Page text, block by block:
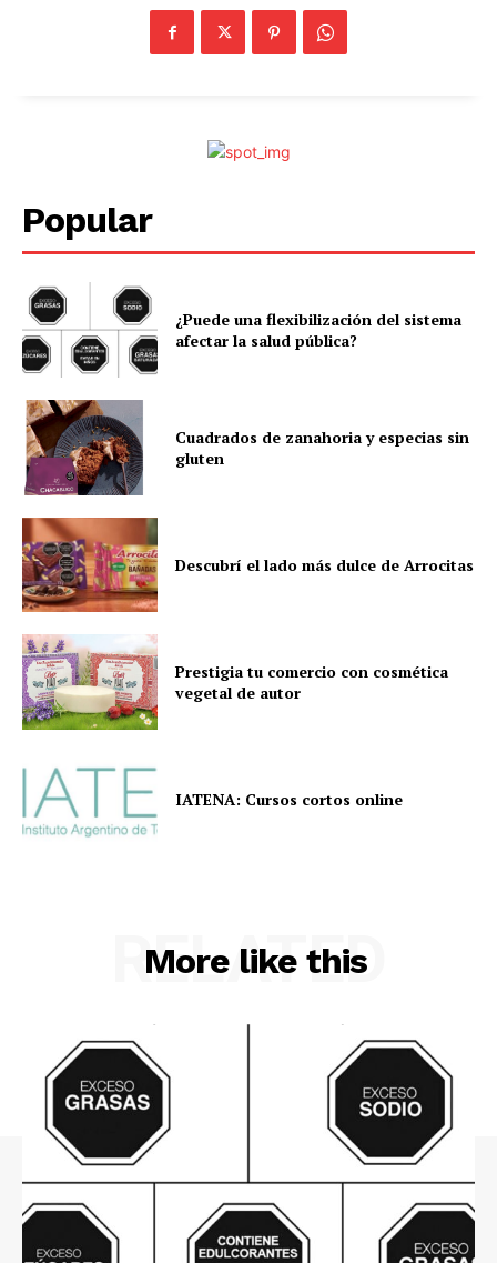
Popular
¿Puede una flexibilización del sistema
afectar la salud pública?
Cuadrados de zanahoria y especias sin
gluten
Descubrí el lado más dulce de Arrocitas
Prestigia tu comercio con cosmética
vegetal de autor
IATENA: Cursos cortos online
More like this
RELATED